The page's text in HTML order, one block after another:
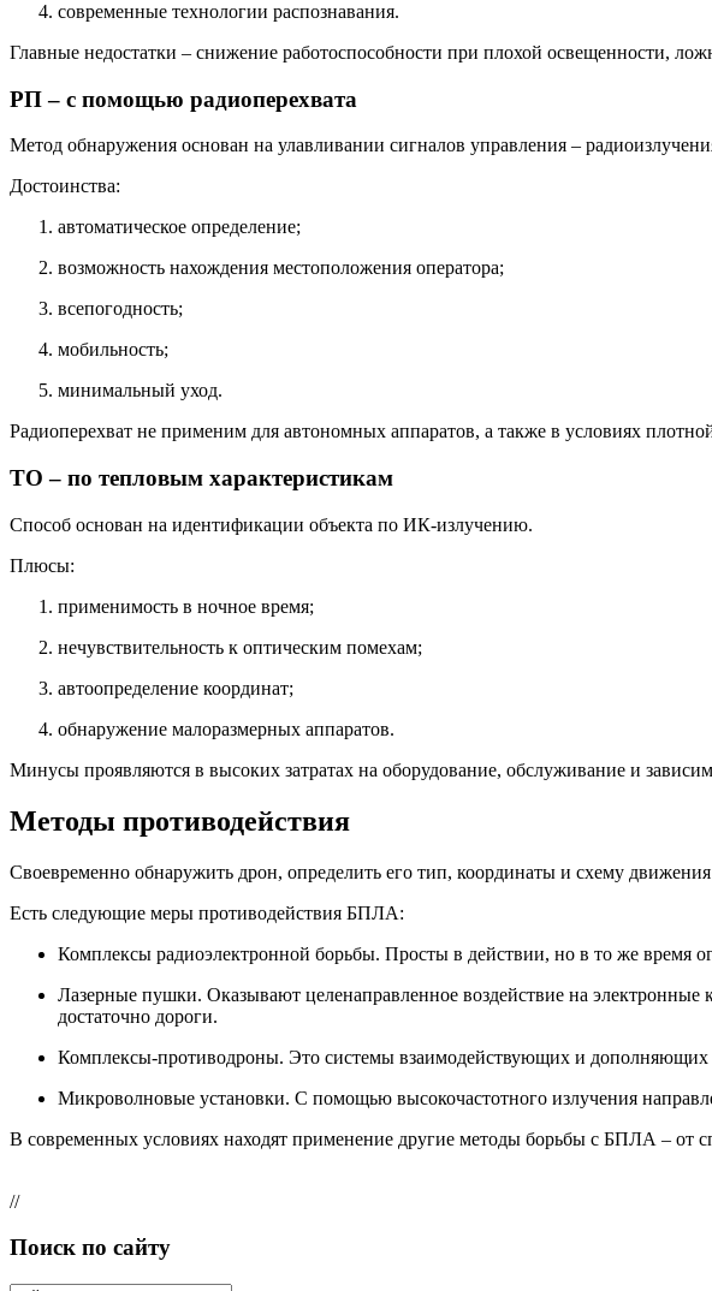
современные технологии распознавания.
Главные недостатки – снижение работоспособности при плохой освещенности,
РП – с помощью радиоперехвата
Метод обнаружения основан на улавливании сигналов управления –
Достоинства:
автоматическое определение;
возможность нахождения местоположения оператора;
всепогодность;
мобильность;
минимальный уход.
Радиоперехват не применим для автономных аппаратов, а также в условиях
ТО – по тепловым характеристикам
Способ основан на идентификации объекта по ИК-излучению.
Плюсы:
применимость в ночное время;
нечувствительность к оптическим помехам;
автоопределение координат;
обнаружение малоразмерных аппаратов.
Минусы проявляются в высоких затратах на оборудование, обслуживание и
Методы противодействия
Своевременно обнаружить дрон, определить его тип, координаты и схему
Есть следующие меры противодействия БПЛА:
Комплексы радиоэлектронной борьбы. Просты в действии, но в то же время
Лазерные пушки. Оказывают целенаправленное воздействие на
достаточно дороги.
Комплексы-противодроны. Это системы взаимодействующих и
Микроволновые установки. С помощью высокочастотного излучения
В современных условиях находят применение другие методы борьбы с БПЛА – от
//
Поиск по сайту